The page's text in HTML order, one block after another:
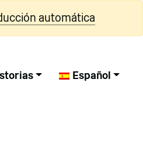
automática
Español